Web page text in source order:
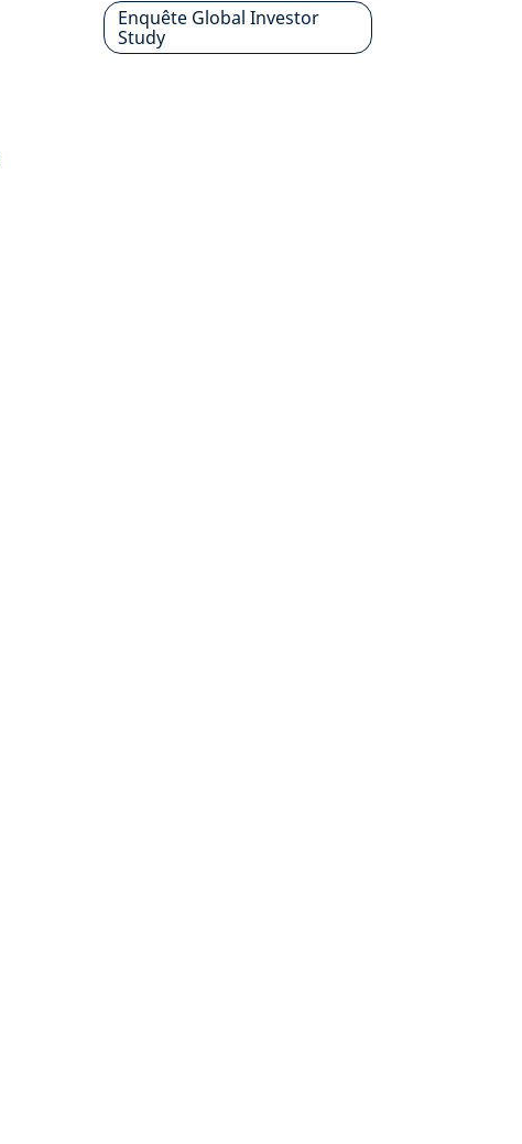
Enquête Global Investor
Study